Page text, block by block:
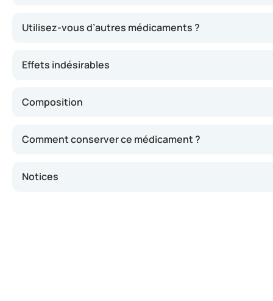
Utilisez-vous d’autres médicaments ?
Effets indésirables
Composition
Comment conserver ce médicament ?
Notices